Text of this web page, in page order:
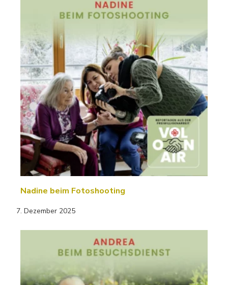
Nadine beim Fotoshooting
7. Dezember 2025